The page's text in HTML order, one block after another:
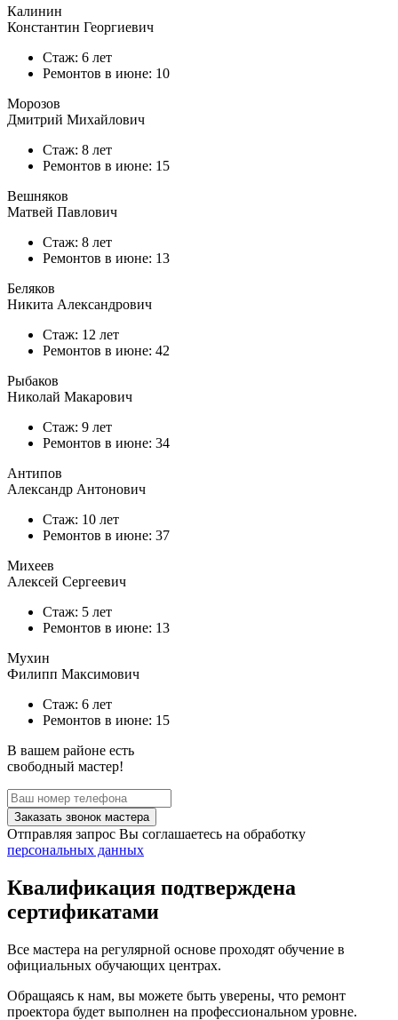
Калинин
Константин Георгиевич
Стаж: 6 лет
Ремонтов в июне: 10
Морозов
Дмитрий Михайлович
Стаж: 8 лет
Ремонтов в июне: 15
Вешняков
Матвей Павлович
Стаж: 8 лет
Ремонтов в июне: 13
Беляков
Никита Александрович
Стаж: 12 лет
Ремонтов в июне: 42
Рыбаков
Николай Макарович
Стаж: 9 лет
Ремонтов в июне: 34
Антипов
Александр Антонович
Стаж: 10 лет
Ремонтов в июне: 37
Михеев
Алексей Сергеевич
Стаж: 5 лет
Ремонтов в июне: 13
Мухин
Филипп Максимович
Стаж: 6 лет
Ремонтов в июне: 15
В вашем районе есть
свободный мастер!
Заказать звонок мастера
Отправляя запрос Вы соглашаетесь на обработку
персональных данных
Квалификация подтверждена
сертификатами
Все мастера на регулярной основе проходят обучение в
официальных обучающих центрах.
Обращаясь к нам, вы можете быть уверены, что ремонт
проектора будет выполнен на профессиональном уровне.